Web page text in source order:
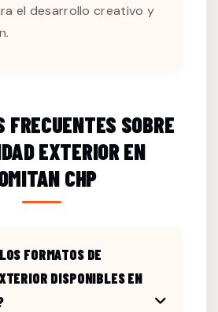
el desarrollo creativo y
FRECUENTES SOBRE
EXTERIOR EN
CHP
FORMATOS DE
DISPONIBLES EN